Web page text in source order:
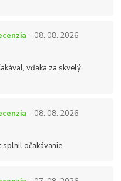
- 08. 08. 2026
vďaka za skvelý
- 08. 08. 2026
splnil očakávanie